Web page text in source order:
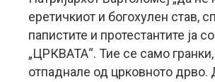
еретичкиот и богохулен став,
папистите и протестантите ја
„ЦРКВАТА“. Тие се само
отпаднале од црковното